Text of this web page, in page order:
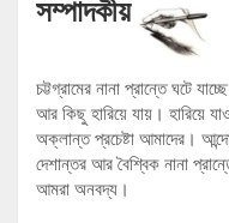
সম্পাদকীয়
চট্টগ্রামের নানা প্রান্তে ঘটে
আর কিছু হারিয়ে যায়। হারিয়ে
অক্লান্ত প্রচেষ্টা আমাদের।
দেশান্তর আর বৈশ্বিক নানা
আমরা অনবদ্য।